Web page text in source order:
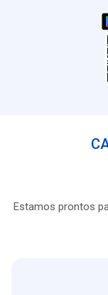
Estamos prontos